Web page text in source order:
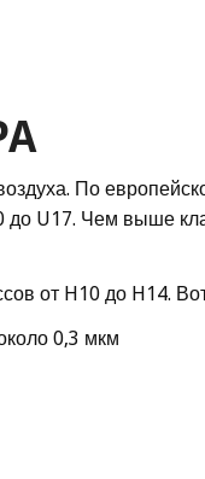
По
до U17. Чем выше
от H10 до H14.
0,3 мкм